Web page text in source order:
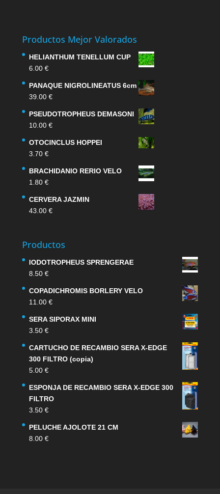
Productos Mejor Valorados
HELIANTHUM TENELLUM CUP
6.00 €
PANAQUE NIGROLINEATUS 6cm
39.00 €
PSEUDOTROPHEUS DEMASONI
10.00 €
OTOCINCLUS HOPPEI
3.70 €
BRACHIDANIO RERIO VELO
1.80 €
CERVERA JAZMIN
43.00 €
Productos
IODOTROPHEUS SPRENGERAE
8.50 €
COPADICHROMIS BORLERY VELO
11.00 €
SERA SIPORAX MINI
3.50 €
CARTUCHO DE RECAMBIO SERA X-EDGE
300 FILTRO (copia)
5.00 €
ESPONJA DE RECAMBIO SERA X-EDGE 300
FILTRO
3.50 €
PELUCHE AJOLOTE 21 CM
8.00 €